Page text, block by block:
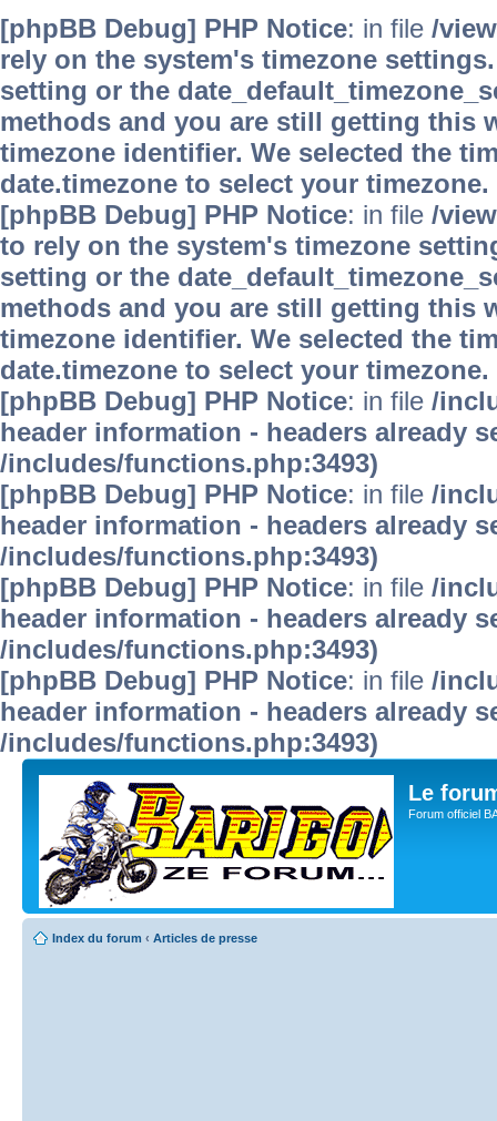
[phpBB Debug] PHP Notice: in file /
rely on the system's timezone
setting or the
methods and you are still getting this
timezone identifier. We selected the
date.timezone to select your timezone.
[phpBB Debug] PHP Notice: in file /
to rely on the system's timezone
setting or the
methods and you are still getting this
timezone identifier. We selected the
date.timezone to select your timezone.
[phpBB Debug] PHP Notice: in file /
header information - headers already
/includes/functions.php:3493)
[phpBB Debug] PHP Notice: in file /
header information - headers already
/includes/functions.php:3493)
[phpBB Debug] PHP Notice: in file /
header information - headers already
/includes/functions.php:3493)
[phpBB Debug] PHP Notice: in file /
header information - headers already
/includes/functions.php:3493)
Le
Forum officiel
Index du forum ‹ Articles de presse